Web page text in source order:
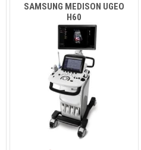
SAMSUNG MEDISON UGEO
H60